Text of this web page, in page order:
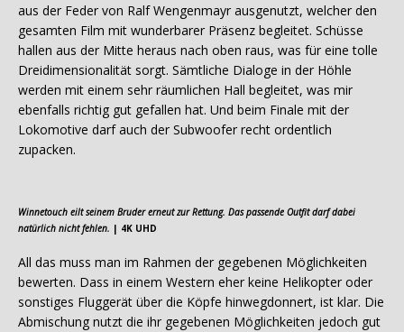
aus der Feder von Ralf Wengenmayr ausgenutzt, welcher den
gesamten Film mit wunderbarer Präsenz begleitet. Schüsse
hallen aus der Mitte heraus nach oben raus, was für eine tolle
Dreidimensionalität sorgt. Sämtliche Dialoge in der Höhle
werden mit einem sehr räumlichen Hall begleitet, was mir
ebenfalls richtig gut gefallen hat. Und beim Finale mit der
Lokomotive darf auch der Subwoofer recht ordentlich
zupacken.
Winnetouch eilt seinem Bruder erneut zur Rettung. Das passende Outfit darf dabei
natürlich nicht fehlen. | 4K UHD
All das muss man im Rahmen der gegebenen Möglichkeiten
bewerten. Dass in einem Western eher keine Helikopter oder
sonstiges Fluggerät über die Köpfe hinwegdonnert, ist klar. Die
Abmischung nutzt die ihr gegebenen Möglichkeiten jedoch gut